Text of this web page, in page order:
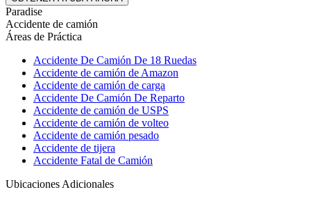
Paradise
Accidente de camión
Áreas de Práctica
Accidente De Camión De 18 Ruedas
Accidente de camión de Amazon
Accidente de camión de carga
Accidente De Camión De Reparto
Accidente de camión de USPS
Accidente de camión de volteo
Accidente de camión pesado
Accidente de tijera
Accidente Fatal de Camión
Ubicaciones Adicionales